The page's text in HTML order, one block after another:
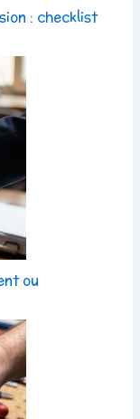
: checklist
ou